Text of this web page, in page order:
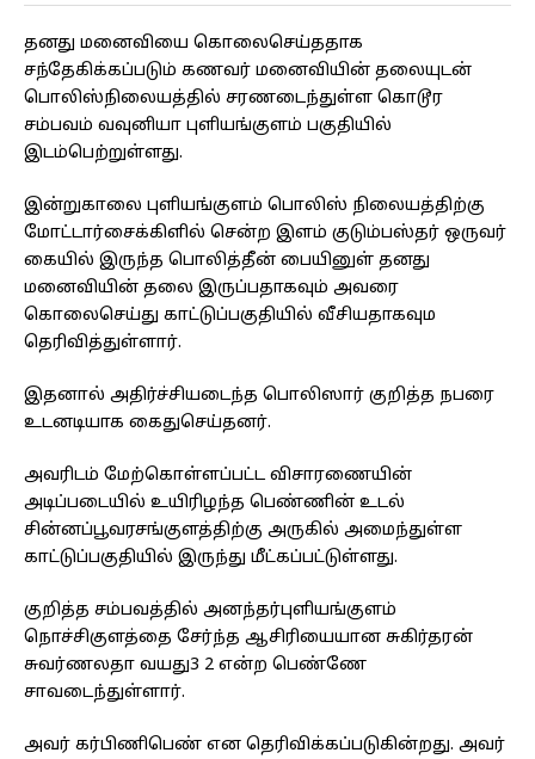
தனது மனைவியை கொலைசெய்ததாக
சந்தேகிக்கப்படும் கணவர் மனைவியின் தலையுடன்
பொலிஸ்நிலையத்தில் சரணடைந்துள்ள கொடூர
சம்பவம் வவுனியா புளியங்குளம் பகுதியில்
இடம்பெற்றுள்ளது.
இன்றுகாலை புளியங்குளம் பொலிஸ் நிலையத்திற்கு
மோட்டார்சைக்கிளில் சென்ற இளம் குடும்பஸ்தர் ஒருவர்
கையில் இருந்த பொலித்தீன் பையினுள் தனது
மனைவியின் தலை இருப்பதாகவும் அவரை
கொலைசெய்து காட்டுப்பகுதியில் வீசியதாகவும
தெரிவித்துள்ளார்.
இதனால் அதிர்ச்சியடைந்த பொலிஸார் குறித்த நபரை
உடனடியாக கைதுசெய்தனர்.
அவரிடம் மேற்கொள்ளப்பட்ட விசாரணையின்
அடிப்படையில் உயிரிழந்த பெண்ணின் உடல்
சின்னப்பூவரசங்குளத்திற்கு அருகில் அமைந்துள்ள
காட்டுப்பகுதியில் இருந்து மீட்கப்பட்டுள்ளது.
குறித்த சம்பவத்தில் அனந்தர்புளியங்குளம்
நொச்சிகுளத்தை சேர்ந்த ஆசிரியையான சுகிர்தரன்
சுவர்ணலதா வயது3 2 என்ற பெண்ணே
சாவடைந்துள்ளார்.
அவர் கர்பிணிபெண் என தெரிவிக்கப்படுகின்றது. அவர்